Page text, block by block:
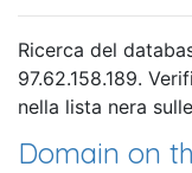
Ricerca del
97.62.158.189.
nella lista nera
Domain on